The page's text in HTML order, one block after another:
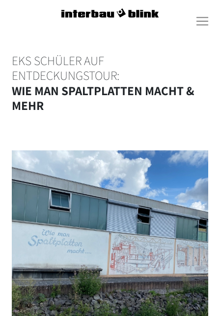
EKS SCHÜLER AUF
ENTDECKUNGSTOUR:
WIE MAN SPALTPLATTEN MACHT &
MEHR